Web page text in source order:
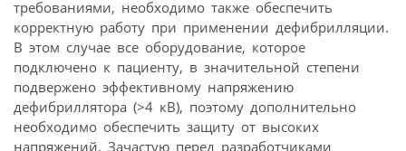
требованиями, необходимо также обеспечить
корректную работу при применении дефибрилляции.
В этом случае все оборудование, которое
подключено к пациенту, в значительной степени
подвержено эффективному напряжению
дефибриллятора (>4 кВ), поэтому дополнительно
необходимо обеспечить защиту от высоких
напряжений. Зачастую перед разработчиками